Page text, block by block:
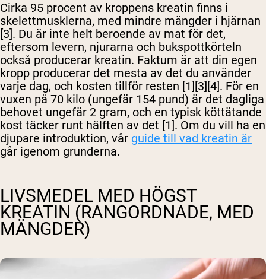
Cirka 95 procent av kroppens kreatin finns i
skelettmusklerna, med mindre mängder i hjärnan
[3]. Du är inte helt beroende av mat för det,
eftersom levern, njurarna och bukspottkörteln
också producerar kreatin. Faktum är att din egen
kropp producerar det mesta av det du använder
varje dag, och kosten tillför resten [1][3][4]. För en
vuxen på 70 kilo (ungefär 154 pund) är det dagliga
behovet ungefär 2 gram, och en typisk köttätande
kost täcker runt hälften av det [1]. Om du vill ha en
djupare introduktion, vår guide till vad kreatin är
går igenom grunderna.
LIVSMEDEL MED HÖGST
KREATIN (RANGORDNADE, MED
MÄNGDER)